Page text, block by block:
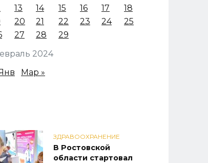
2024
13 14 15 16 17
18
20 21 22 23 24
25
27 28 29
Мар »
ЗДРАВООХРАНЕНИЕ
В Ростовской
области стартовал